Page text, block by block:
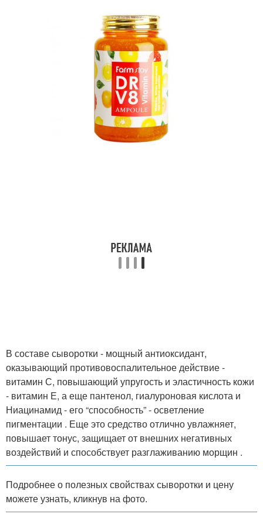
В составе сыворотки - мощный антиоксидант,
оказывающий противовоспалительное действие -
витамин С, повышающий упругость и эластичность кожи
- витамин Е, а еще пантенол, гиалуроновая кислота и
Ниацинамид - его “способность” - осветление
пигментации . Еще это средство отлично увлажняет,
повышает тонус, защищает от внешних негативных
воздействий и способствует разглаживанию морщин .
Подробнее о полезных свойствах сыворотки и цену
можете узнать, кликнув на фото.